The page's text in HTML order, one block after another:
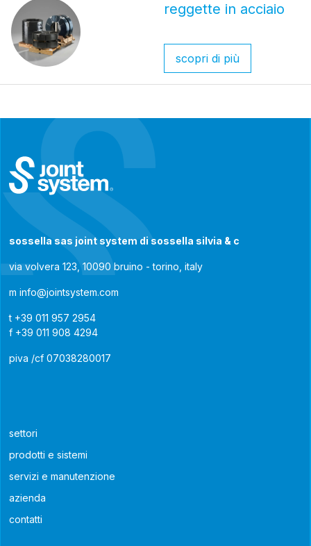
reggette in acciaio
scopri di più
sossella sas joint system di sossella silvia & c
via volvera 123, 10090 bruino - torino, italy
m info@jointsystem.com
t +39 011 957 2954
f +39 011 908 4294
piva /cf 07038280017
settori
prodotti e sistemi
servizi e manutenzione
azienda
contatti